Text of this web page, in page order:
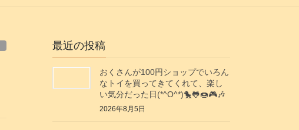
最近の投稿
おくさんが100円ショップでいろん
なトイを買ってきてくれて、楽し
い気分だった日(*^O^*)🐤🐸🍩🎮️🎶
2026年8月5日